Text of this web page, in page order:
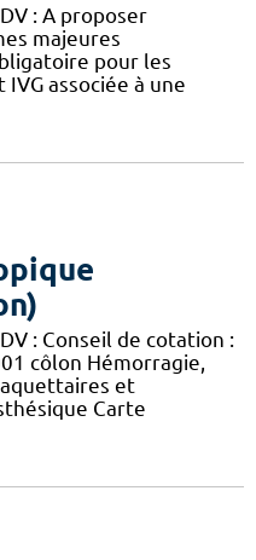
: A proposer
majeures
pour les
associée à une
: Conseil de cotation :
côlon Hémorragie,
et
Carte